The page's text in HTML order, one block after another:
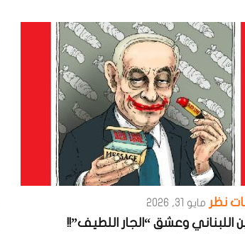
نظر مايو 31, 2026
اللبناني وعشق “الجار اللطيف”!!